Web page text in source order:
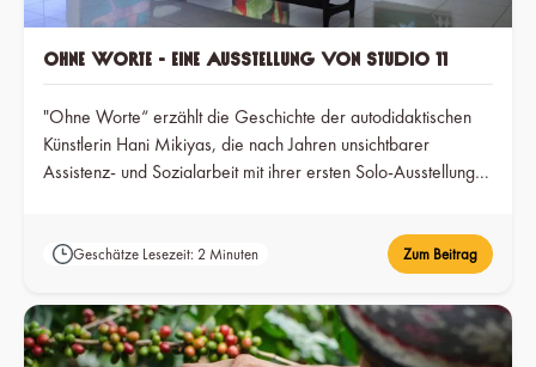
Ohne Worte - Eine Ausstellung von Studio 11
"Ohne Worte“ erzählt die Geschichte der autodidaktischen
Künstlerin Hani Mikiyas, die nach Jahren unsichtbarer
Assistenz- und Sozialarbeit mit ihrer ersten Solo-Ausstellung
Geschätze Lesezeit: 2 Minuten Zum Beitrag